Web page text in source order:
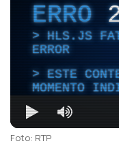
ERRO
HLS.JS
ERROR
ESTE
MOMENTO
Foto: RTP